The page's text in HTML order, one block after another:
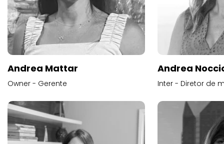
Andrea Mattar
Owner - Gerente
Andrea
Inter - Diretor de